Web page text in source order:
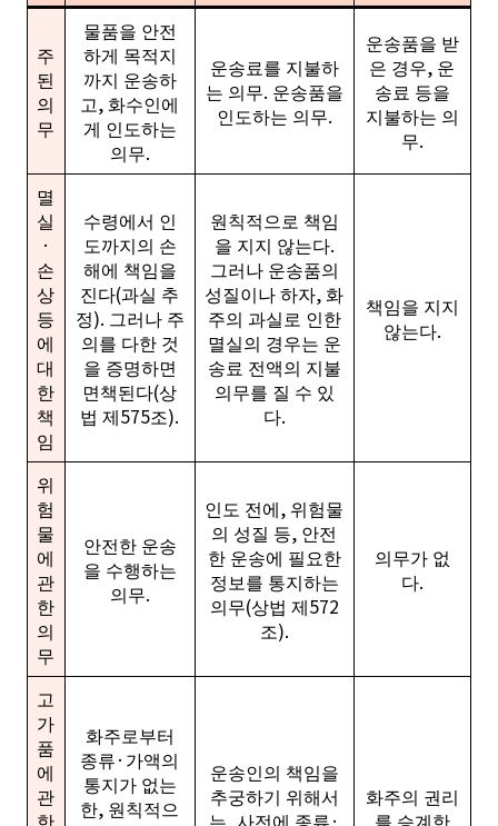
주
된
의
무
물품을 안전
하게 목적지
까지 운송하
고, 화수인에
게 인도하는
의무.
운송료를 지불하
는 의무. 운송품을
인도하는 의무.
운송품을 받
은 경우, 운
송료 등을
지불하는 의
무.
멸
실
·
손
상
등
에
대
한
책
임
수령에서 인
도까지의 손
해에 책임을
진다(과실 추
정). 그러나 주
의를 다한 것
을 증명하면
면책된다(상
법 제575조).
원칙적으로 책임
을 지지 않는다.
그러나 운송품의
성질이나 하자, 화
주의 과실로 인한
멸실의 경우는 운
송료 전액의 지불
의무를 질 수 있
다.
책임을 지지
않는다.
위
험
물
에
관
한
의
무
안전한 운송
을 수행하는
의무.
인도 전에, 위험물
의 성질 등, 안전
한 운송에 필요한
정보를 통지하는
의무(상법 제572
조).
의무가 없
다.
고
가
품
에
관
한
화주로부터
종류·가액의
통지가 없는
한, 원칙적으
운송인의 책임을
추궁하기 위해서
는, 사전에 종류·
화주의 권리
를 승계한